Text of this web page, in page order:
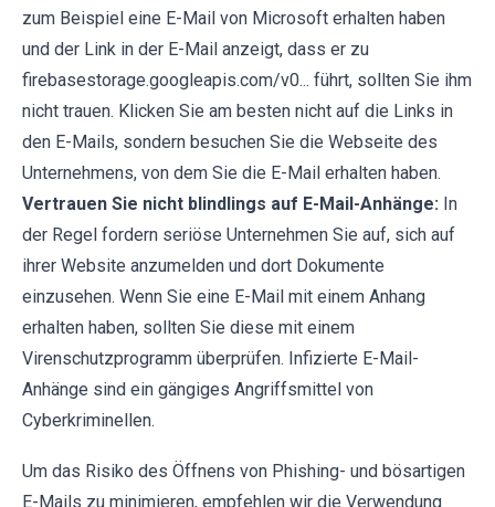
zum Beispiel eine E-Mail von Microsoft erhalten haben
und der Link in der E-Mail anzeigt, dass er zu
firebasestorage.googleapis.com/v0... führt, sollten Sie ihm
nicht trauen. Klicken Sie am besten nicht auf die Links in
den E-Mails, sondern besuchen Sie die Webseite des
Unternehmens, von dem Sie die E-Mail erhalten haben.
Vertrauen Sie nicht blindlings auf E-Mail-Anhänge: In
der Regel fordern seriöse Unternehmen Sie auf, sich auf
ihrer Website anzumelden und dort Dokumente
einzusehen. Wenn Sie eine E-Mail mit einem Anhang
erhalten haben, sollten Sie diese mit einem
Virenschutzprogramm überprüfen. Infizierte E-Mail-
Anhänge sind ein gängiges Angriffsmittel von
Cyberkriminellen.
Um das Risiko des Öffnens von Phishing- und bösartigen
E-Mails zu minimieren, empfehlen wir die Verwendung